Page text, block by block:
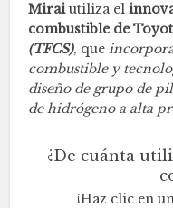
Miraiutiliza el
combustible de
(TFCS), que
combustible y
diseño de grupo de
de hidrógeno a alta
¿De cuánta
¡Haz clic en